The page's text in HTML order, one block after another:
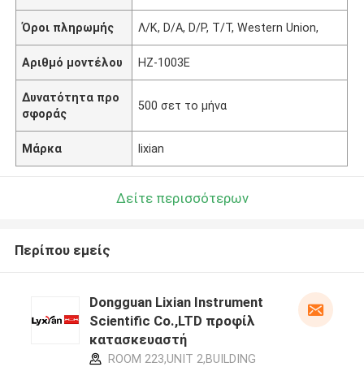
Όροι πληρωμής Λ/Κ, D/A, D/P, T/T, Western Union,
Αριθμό μοντέλου HZ-1003E
Δυνατότητα προ
σφοράς
500 σετ το μήνα
Μάρκα lixian
Δείτε περισσότερων
Περίπου εμείς
Dongguan Lixian Instrument
Scientific Co.,LTD προφίλ
κατασκευαστή
ROOM 223,UNIT 2,BUILDING